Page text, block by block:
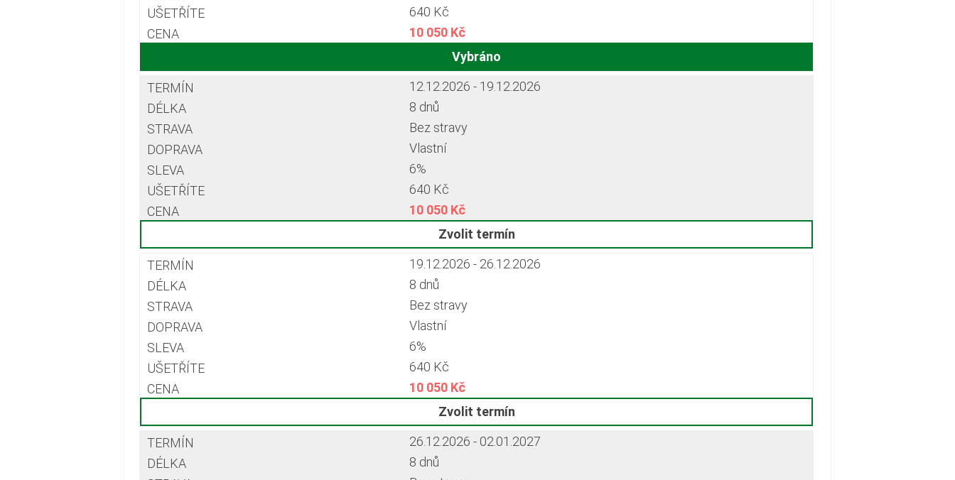
640 Kč
10 050 Kč
Vybráno
12.12.2026 - 19.12.2026
8 dnů
Bez stravy
Vlastní
6%
640 Kč
10 050 Kč
Zvolit termín
19.12.2026 - 26.12.2026
8 dnů
Bez stravy
Vlastní
6%
640 Kč
10 050 Kč
Zvolit termín
26.12.2026 - 02.01.2027
8 dnů